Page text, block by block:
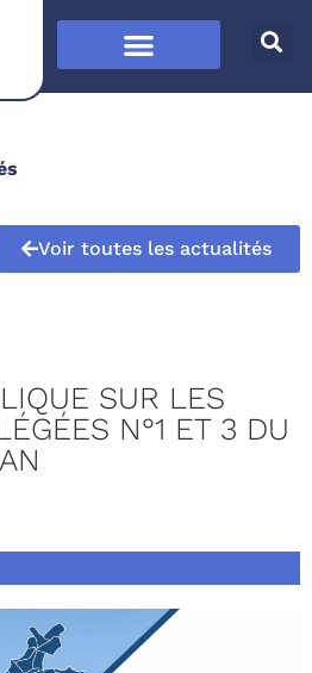
Voir toutes les actualités
SUR LES
N°1 ET 3 DU